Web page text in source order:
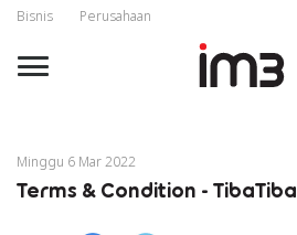
Bisnis Perusahaan
Minggu 6 Mar 2022
Terms & Condition -